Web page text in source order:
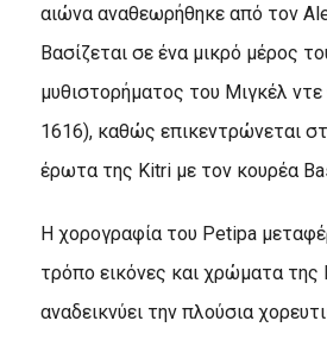
αιώνα αναθεωρήθηκε από τον
Βασίζεται σε ένα μικρό μέρος
μυθιστορήματος του Μιγκέλ
1616), καθώς επικεντρώνεται
έρωτα της Kitri με τον κουρέα
Η χορογραφία του Petipa
τρόπο εικόνες και χρώματα της
αναδεικνύει την πλούσια